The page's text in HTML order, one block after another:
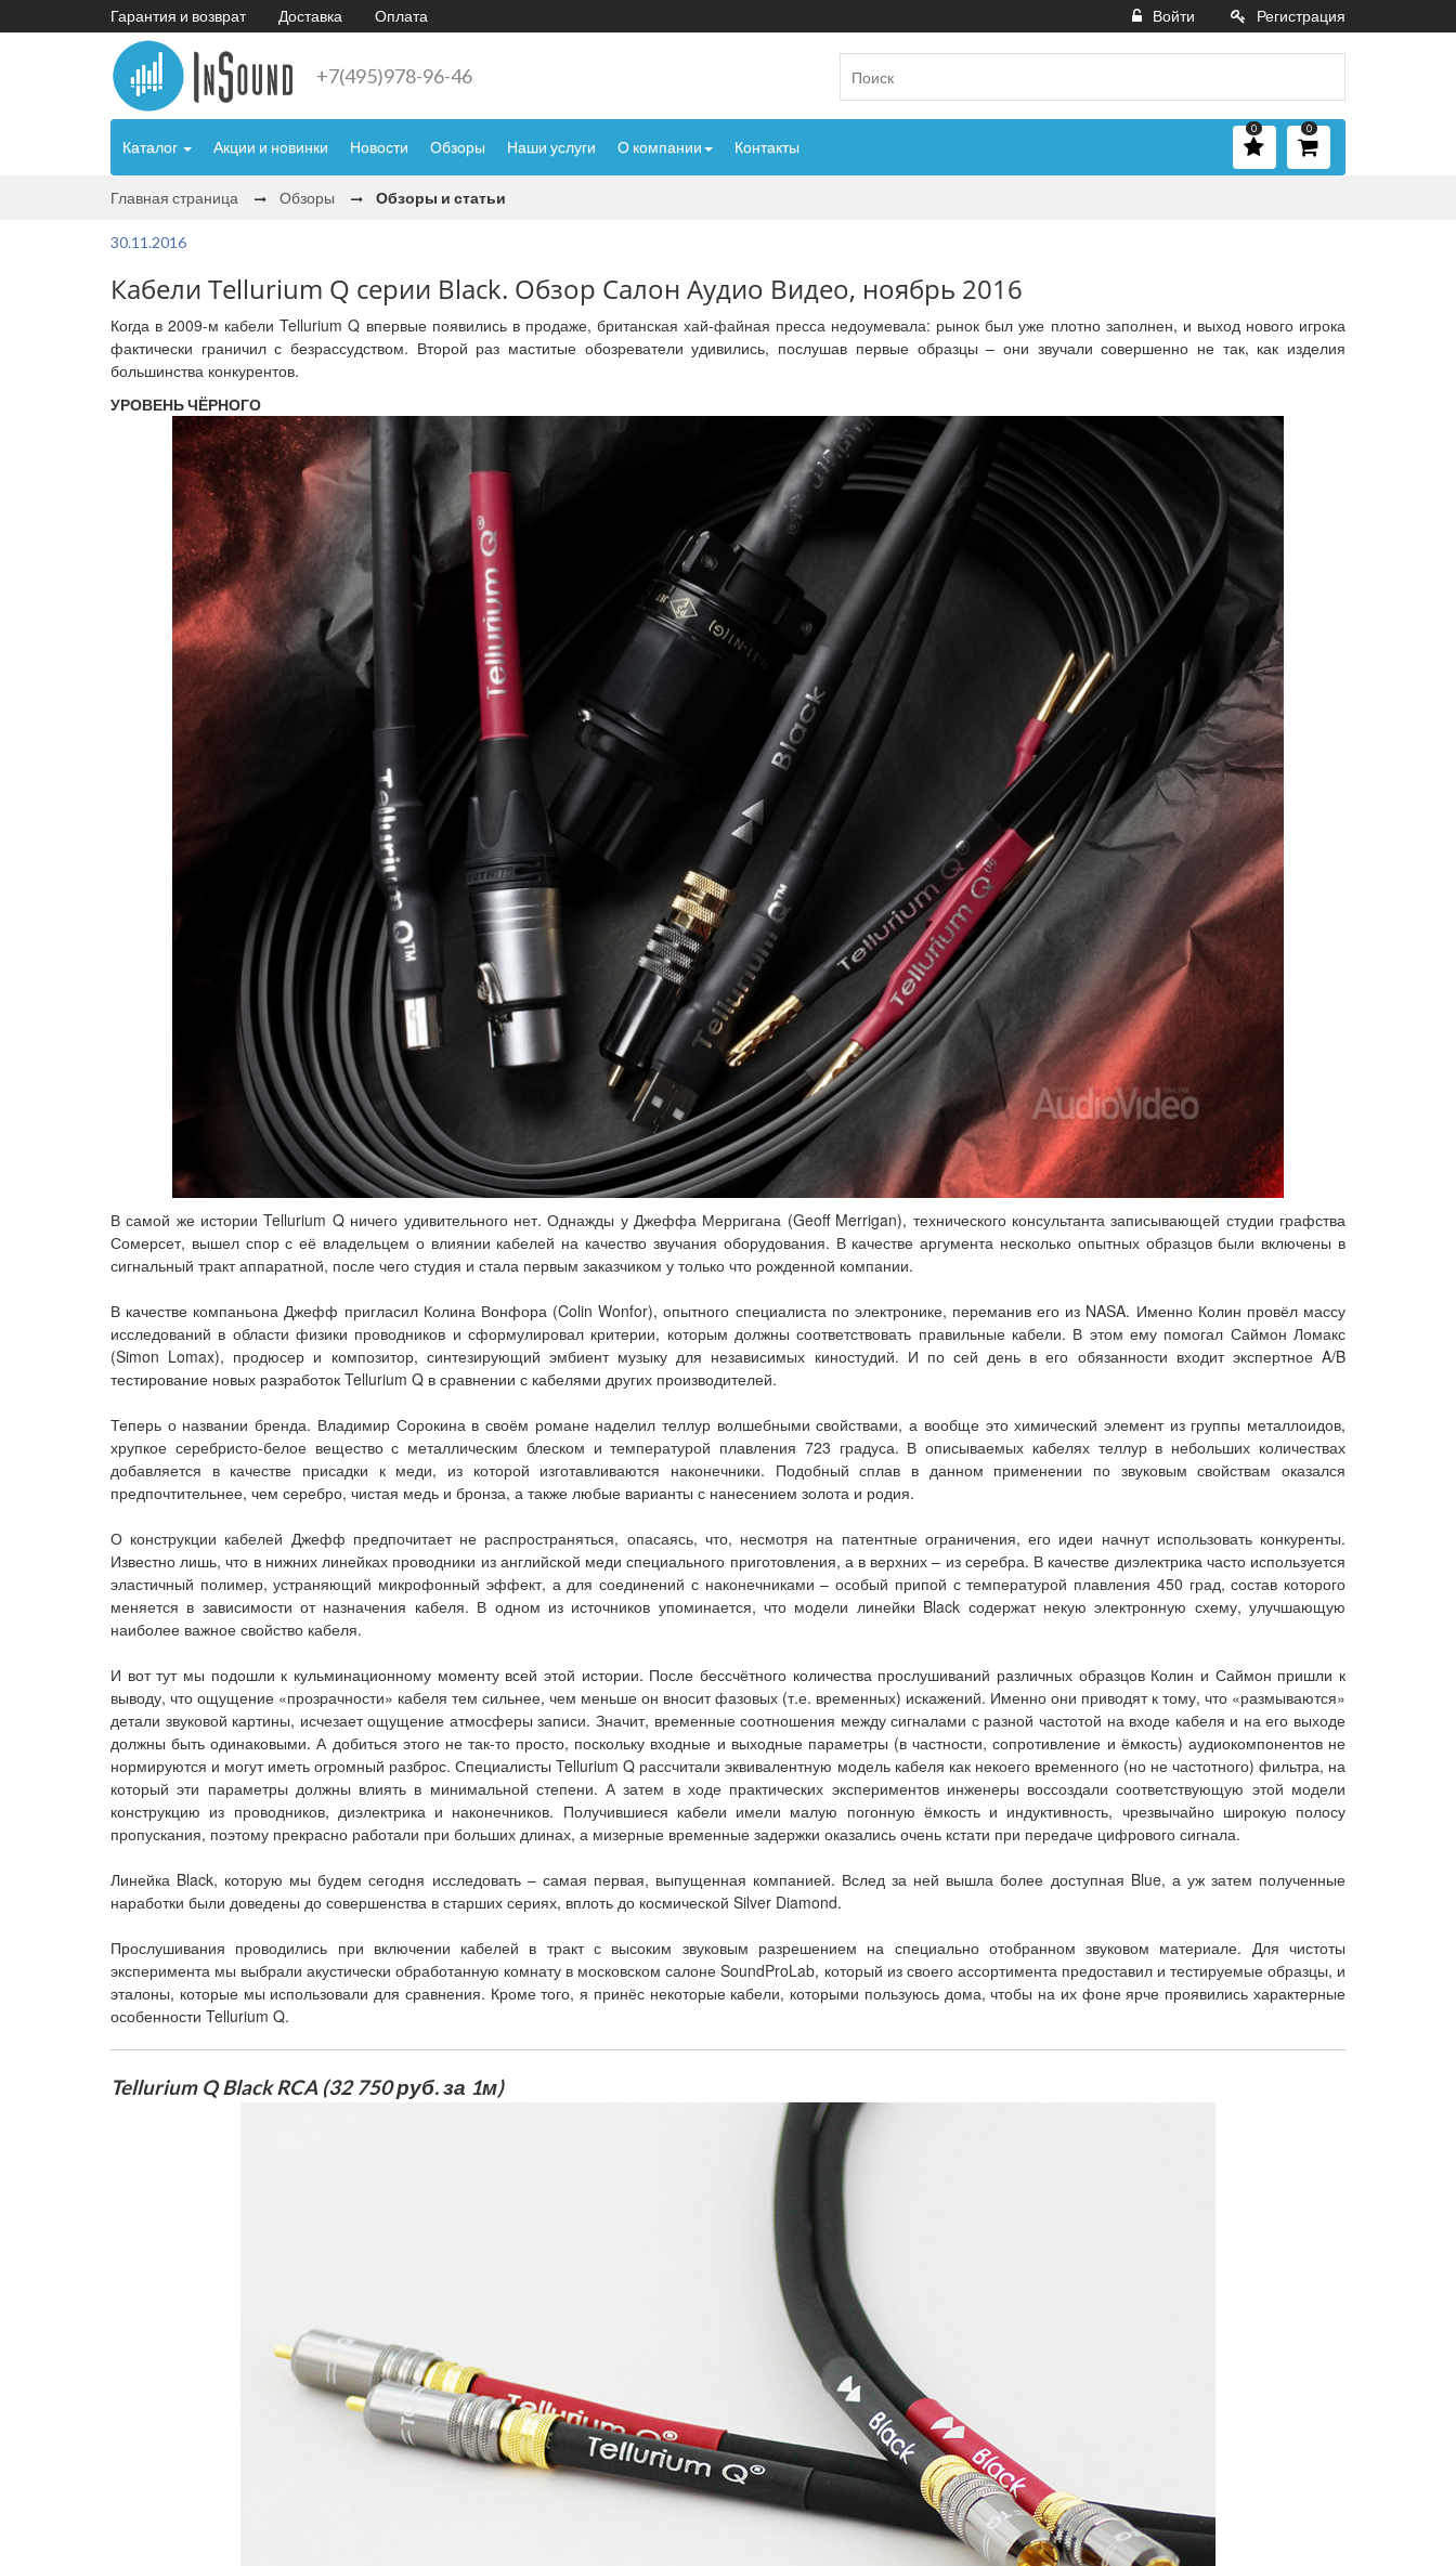
Гарантия и возврат Доставка Оплата Войти Регистрация
+7(495)978-96-46
Каталог Акции и новинки Новости Обзоры Наши услуги О компании Контакты
0
0
Главная страница Обзоры Обзоры и статьи
30.11.2016
Кабели Tellurium Q серии Black. Обзор Салон Аудио Видео, ноябрь 2016
Когда в 2009-м кабели Tellurium Q впервые появились в продаже, британская хай-файная пресса недоумевала: рынок был уже плотно заполнен, и выход нового игрока
фактически граничил с безрассудством. Второй раз маститые обозреватели удивились, послушав первые образцы – они звучали совершенно не так, как изделия
большинства конкурентов.
УРОВЕНЬ ЧЁРНОГО
В самой же истории Tellurium Q ничего удивительного нет. Однажды у Джеффа Мерригана (Geoff Merrigan), технического консультанта записывающей студии графства
Сомерсет, вышел спор с её владельцем о влиянии кабелей на качество звучания оборудования. В качестве аргумента несколько опытных образцов были включены в
сигнальный тракт аппаратной, после чего студия и стала первым заказчиком у только что рожденной компании.
В качестве компаньона Джефф пригласил Колина Вонфора (Colin Wonfor), опытного специалиста по электронике, переманив его из NASA. Именно Колин провёл массу
исследований в области физики проводников и сформулировал критерии, которым должны соответствовать правильные кабели. В этом ему помогал Саймон Ломакс
(Simon Lomax), продюсер и композитор, синтезирующий эмбиент музыку для независимых киностудий. И по сей день в его обязанности входит экспертное A/B
тестирование новых разработок Tellurium Q в сравнении с кабелями других производителей.
Теперь о названии бренда. Владимир Сорокина в своём романе наделил теллур волшебными свойствами, а вообще это химический элемент из группы металлоидов,
хрупкое серебристо-белое вещество с металлическим блеском и температурой плавления 723 градуса. В описываемых кабелях теллур в небольших количествах
добавляется в качестве присадки к меди, из которой изготавливаются наконечники. Подобный сплав в данном применении по звуковым свойствам оказался
предпочтительнее, чем серебро, чистая медь и бронза, а также любые варианты с нанесением золота и родия.
О конструкции кабелей Джефф предпочитает не распространяться, опасаясь, что, несмотря на патентные ограничения, его идеи начнут использовать конкуренты.
Известно лишь, что в нижних линейках проводники из английской меди специального приготовления, а в верхних – из серебра. В качестве диэлектрика часто используется
эластичный полимер, устраняющий микрофонный эффект, а для соединений с наконечниками – особый припой с температурой плавления 450 град, состав которого
меняется в зависимости от назначения кабеля. В одном из источников упоминается, что модели линейки Black содержат некую электронную схему, улучшающую
наиболее важное свойство кабеля.
И вот тут мы подошли к кульминационному моменту всей этой истории. После бессчётного количества прослушиваний различных образцов Колин и Саймон пришли к
выводу, что ощущение «прозрачности» кабеля тем сильнее, чем меньше он вносит фазовых (т.е. временных) искажений. Именно они приводят к тому, что «размываются»
детали звуковой картины, исчезает ощущение атмосферы записи. Значит, временные соотношения между сигналами с разной частотой на входе кабеля и на его выходе
должны быть одинаковыми. А добиться этого не так-то просто, поскольку входные и выходные параметры (в частности, сопротивление и ёмкость) аудиокомпонентов не
нормируются и могут иметь огромный разброс. Специалисты Tellurium Q рассчитали эквивалентную модель кабеля как некоего временного (но не частотного) фильтра, на
который эти параметры должны влиять в минимальной степени. А затем в ходе практических экспериментов инженеры воссоздали соответствующую этой модели
конструкцию из проводников, диэлектрика и наконечников. Получившиеся кабели имели малую погонную ёмкость и индуктивность, чрезвычайно широкую полосу
пропускания, поэтому прекрасно работали при больших длинах, а мизерные временные задержки оказались очень кстати при передаче цифрового сигнала.
Линейка Black, которую мы будем сегодня исследовать – самая первая, выпущенная компанией. Вслед за ней вышла более доступная Blue, а уж затем полученные
наработки были доведены до совершенства в старших сериях, вплоть до космической Silver Diamond.
Прослушивания проводились при включении кабелей в тракт с высоким звуковым разрешением на специально отобранном звуковом материале. Для чистоты
эксперимента мы выбрали акустически обработанную комнату в московском салоне SoundProLab, который из своего ассортимента предоставил и тестируемые образцы, и
эталоны, которые мы использовали для сравнения. Кроме того, я принёс некоторые кабели, которыми пользуюсь дома, чтобы на их фоне ярче проявились характерные
особенности Tellurium Q.
Tellurium Q Black RCA (32 750 руб. за 1м)